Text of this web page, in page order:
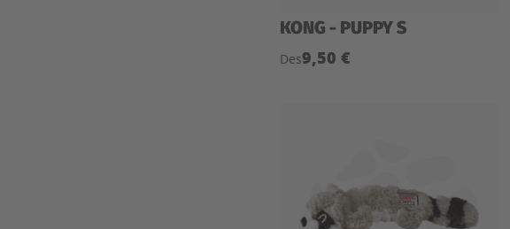
KONG - PUPPY S
Des9,50 €